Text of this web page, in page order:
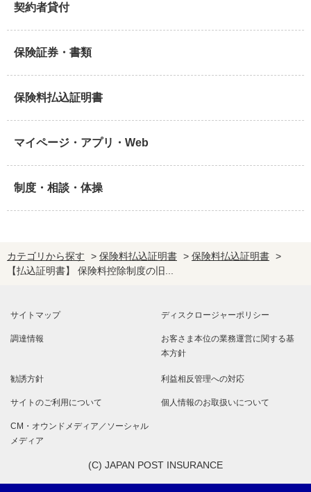
契約者貸付
保険証券・書類
保険料払込証明書
マイページ・アプリ・Web
制度・相談・体操
カテゴリから探す > 保険料払込証明書 > 保険料払込証明書 >
【払込証明書】 保険料控除制度の旧...
サイトマップ ディスクロージャーポリシー
調達情報 お客さま本位の業務運営に関する基
本方針
勧誘方針 利益相反管理への対応
サイトのご利用について 個人情報のお取扱いについて
CM・オウンドメディア／ソーシャル
メディア
(C) JAPAN POST INSURANCE